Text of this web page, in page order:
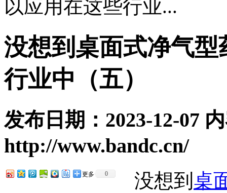
以应用在这些行业...
没想到桌面式净气
行业中（五）
发布日期：2023-12-07
http://www.bandc.cn/
更多 0 没想到 桌